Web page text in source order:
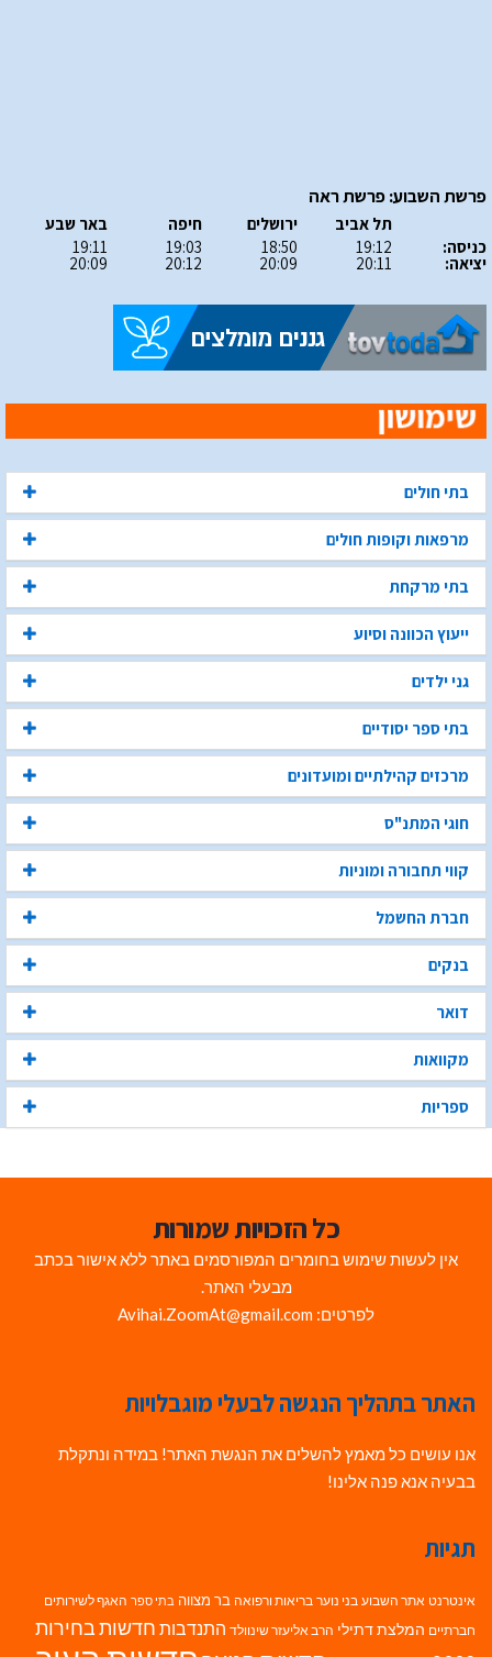
פרשת השבוע: פרשת ראה
כניסה:
יציאה:
תל אביב
19:12
20:11
ירושלים
18:50
20:09
חיפה
19:03
20:12
באר שבע
19:11
20:09
בתי חולים
מרפאות וקופות חולים
בתי מרקחת
ייעוץ הכוונה וסיוע
גני ילדים
בתי ספר יסודיים
מרכזים קהילתיים ומועדונים
חוגי המתנ"ס
קווי תחבורה ומוניות
חברת החשמל
בנקים
דואר
מקוואות
ספריות
כל הזכויות שמורות
אין לעשות שימוש בחומרים המפורסמים באתר ללא אישור בכתב
מבעלי האתר.
לפרטים: Avihai.ZoomAt@gmail.com
האתר בתהליך הנגשה לבעלי מוגבלויות
אנו עושים כל מאמץ להשלים את הנגשת האתר! במידה ונתקלת
בבעיה אנא פנה אלינו!
תגיות
אינטרנט אתר השבוע בני נוער בריאות ורפואה בר מצווה בתי ספר האגף לשירותים
חברתיים המלצת דתילי הרב אליעזר שינוולד התנדבות חדשות בחירות